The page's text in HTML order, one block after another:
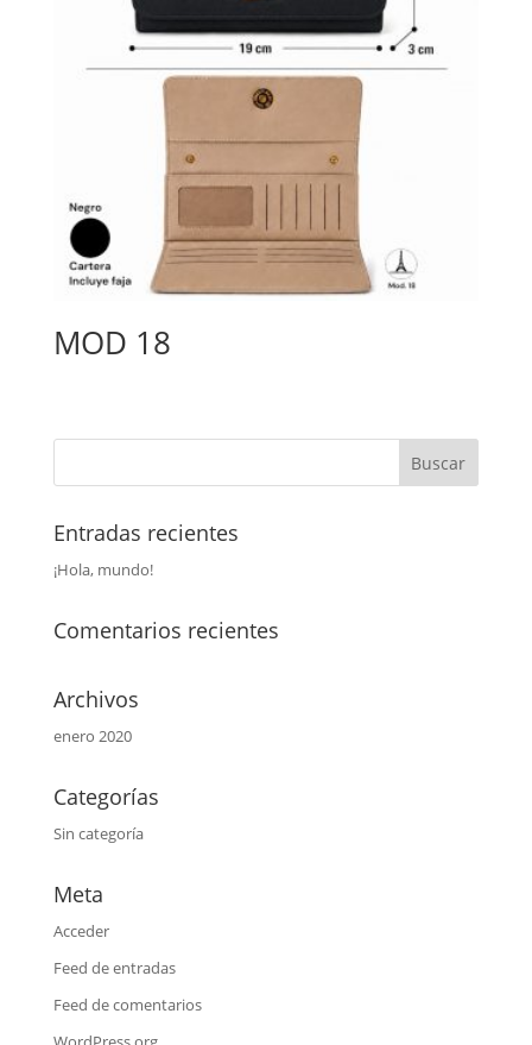
MOD 18
Entradas recientes
¡Hola, mundo!
Comentarios recientes
Archivos
enero 2020
Categorías
Sin categoría
Meta
Acceder
Feed de entradas
Feed de comentarios